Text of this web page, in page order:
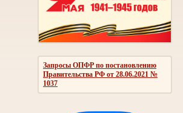
Запросы ОПФР по постановлению
Правительства РФ от 28.06.2021 №
1037